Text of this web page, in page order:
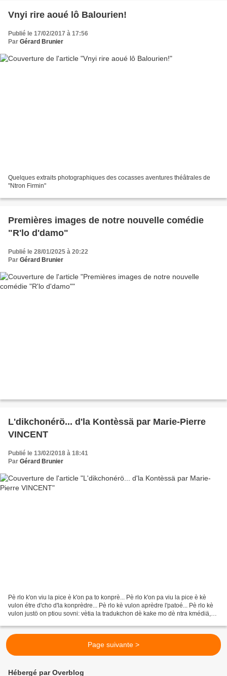
Vnyi rire aoué lô Balourien!
Publié le 17/02/2017 à 17:56
Par Gérard Brunier
Quelques extraits photographiques des cocasses aventures théâtrales de
"Ntron Firmin"
Premières images de notre nouvelle comédie
"R'lo d'damo"
Publié le 28/01/2025 à 20:22
Par Gérard Brunier
L'dikchonérö... d'la Kontèssä par Marie-Pierre
VINCENT
Publié le 13/02/2018 à 18:41
Par Gérard Brunier
Pè rlo k'on viu la pice è k'on pa to konprè... Pè rlo k'on pa viu la pice è kè
vulon étre d'cho d'la konprèdre... Pè rlo kè vulon aprèdre l'patoé... Pè rlo kè
vulon justö on ptiou sovni: vètia la tradukchon dè kake mo dè ntra kmédiä,
Page suivante >
Hébergé par Overblog